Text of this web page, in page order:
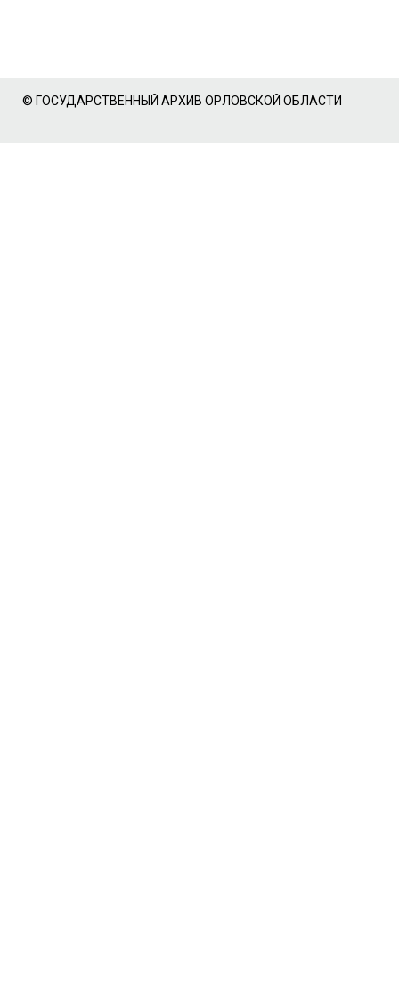
© ГОСУДАРСТВЕННЫЙ АРХИВ ОРЛОВСКОЙ ОБЛАСТИ